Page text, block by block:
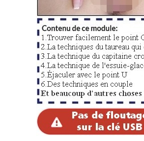
Dès lors, que ce soit pour le deep
ventre ou le deepspot arrière côté
majeur. Le doigt le plus long de votre
suffisamment grand et mince pour
deepspot (contrairement à l’index,
délicat).
Regardez sur l’illustration ci-
majeur me permet d’aller le plus loin
vagin. Cela serait parfaitement
autre doigt :